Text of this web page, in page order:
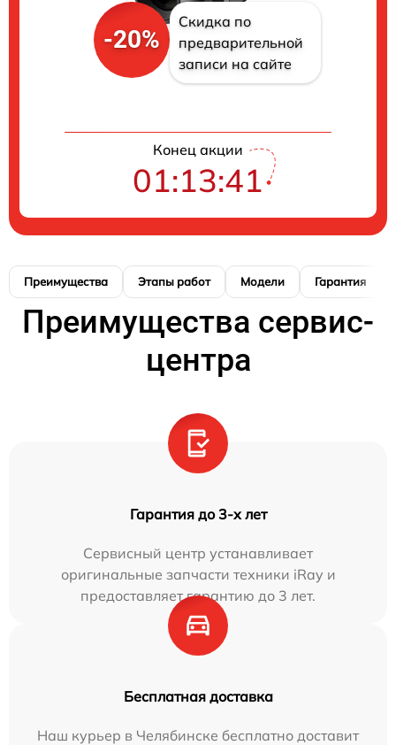
-20%
Скидка по
предварительной
записи на сайте
Конец акции
01:13:40
Преимущества Этапы работ Модели Гарантия
Преимущества сервис-
центра
Гарантия до 3-х лет
Сервисный центр устанавливает
оригинальные запчасти техники iRay и
предоставляет гарантию до 3 лет.
Бесплатная доставка
Наш курьер в Челябинске бесплатно доставит